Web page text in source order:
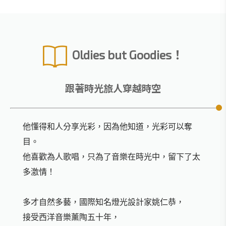
Oldies but Goodies！
跟著時光旅人穿越時空
他懂得和人分享光彩，因為他知道，光彩可以奪
目。
他喜歡為人歌唱，只為了音樂在時光中，留下了太
多激情！
多才自然多藝，國際知名燈光設計家姚仁恭，
接受西洋音樂薰陶五十年，